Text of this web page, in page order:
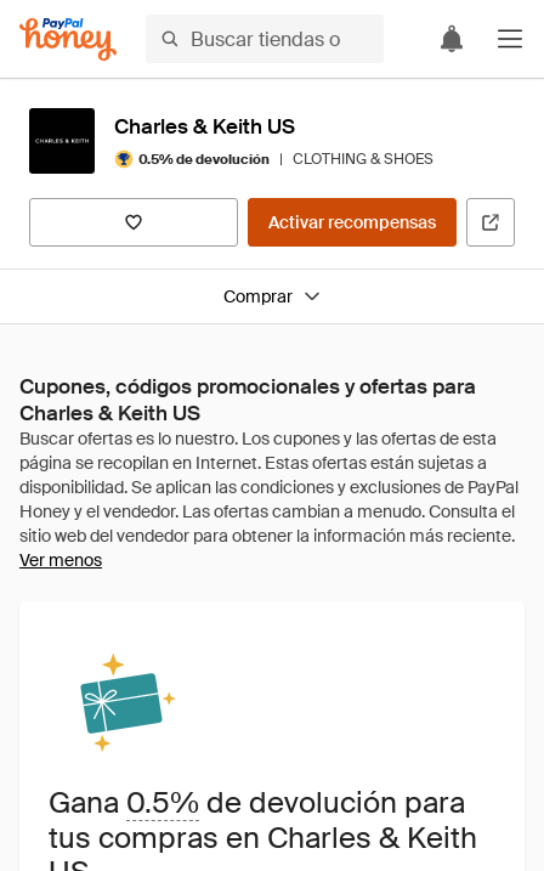
Charles & Keith US
0.5% de devolución | CLOTHING & SHOES
Activar recompensas
Comprar
Cupones, códigos promocionales y ofertas para
Charles & Keith US
Ver menos
Gana 0.5% de devolución para
tus compras en Charles & Keith